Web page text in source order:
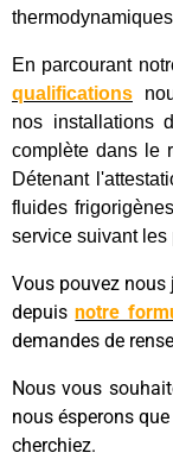
En parcourant
qualifications
nos installations
complète dans le
Détenant
fluides
service suivant les
Vous pouvez nous
depuis notre
demandes de
Nous vous
nous ésperons
cherchiez.